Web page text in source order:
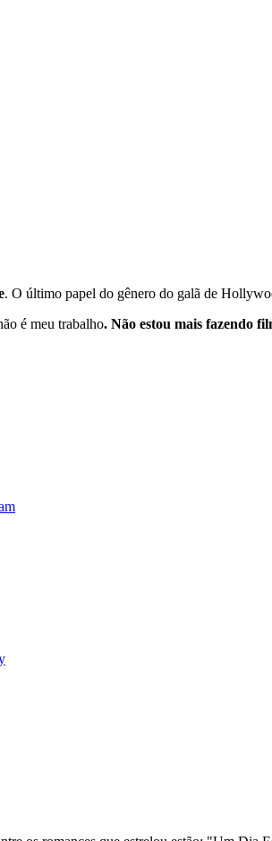
. O último papel do gênero do galã de
é meu trabalho. Não estou mais fazendo